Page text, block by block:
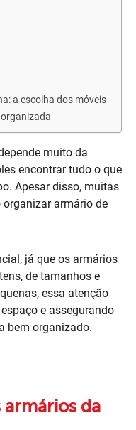
a escolha dos móveis
muito da
encontrar tudo o que
Apesar disso, muitas
armário de
já que os armários
de tamanhos e
essa atenção
e assegurando
bem organizado.
armários da